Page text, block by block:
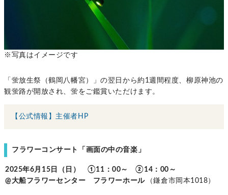
※写真はイメージです
「蛍放生祭（鶴岡八幡宮）」の翌日から約1週間程度、柳原神池の
観蛍路が開放され、蛍をご鑑賞いただけます。
【公式情報】主催者HP
フラワーコンサート「画面の中の音楽」
2025年6月15日（日） ①11：00～ ②14：00～
@大船フラワーセンター フラワーホール
（鎌倉市岡本1018）